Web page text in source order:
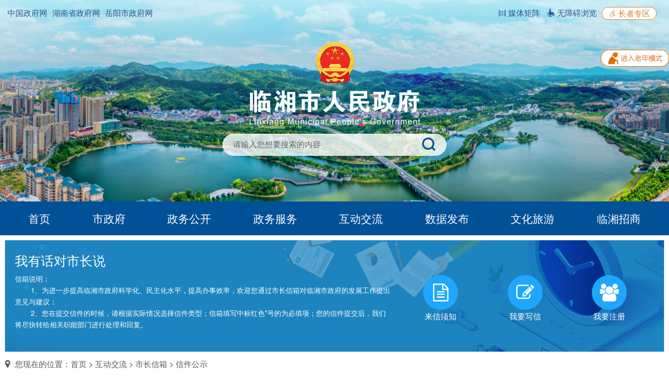
中国政府网 湖南省政府网 岳阳市政府网 媒体矩阵 无障碍浏览 长者专区
首页 市政府 政务公开 政务服务 互动交流 数据发布 文化旅游 临湘招商
我有话对市长说
信箱说明：
1、为进一步提高临湘市政府科学化、民主化水平，提高办事效率，欢迎您通过市长信箱对临湘市政府的发展工作提出
意见与建议；
2、您在提交信件的时候，请根据实际情况选择信件类型；信箱填写中标红色*号的为必填项；您的信件提交后，我们
将尽快转给相关职能部门进行处理和回复。
来信须知 我要写信 我要注册
您现在的位置： 首页 > 互动交流 > 市长信箱 > 信件公示